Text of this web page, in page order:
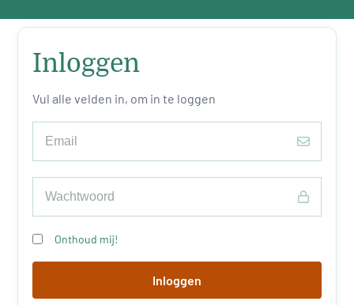
Inloggen
Vul alle velden in, om in te loggen
Onthoud mij!
Inloggen